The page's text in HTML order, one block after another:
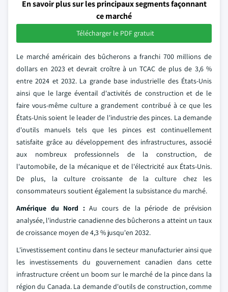
En savoir plus sur les principaux segments façonnant
ce marché
Télécharger le PDF gratuit
Le marché américain des bûcherons a franchi 700 millions de
dollars en 2023 et devrait croître à un TCAC de plus de 3,6 %
entre 2024 et 2032. La grande base industrielle des États-Unis
ainsi que le large éventail d'activités de construction et de le
faire vous-même culture a grandement contribué à ce que les
États-Unis soient le leader de l'industrie des pinces. La demande
d'outils manuels tels que les pinces est continuellement
satisfaite grâce au développement des infrastructures, associé
aux nombreux professionnels de la construction, de
l'automobile, de la mécanique et de l'électricité aux États-Unis.
De plus, la culture croissante de la culture chez les
consommateurs soutient également la subsistance du marché.
Amérique du Nord :Au cours de la période de prévision
analysée, l'industrie canadienne des bûcherons a atteint un taux
de croissance moyen de 4,3 % jusqu'en 2032.
L'investissement continu dans le secteur manufacturier ainsi que
les investissements du gouvernement canadien dans cette
infrastructure créent un boom sur le marché de la pince dans la
région du Canada. La demande d'outils de construction, comme